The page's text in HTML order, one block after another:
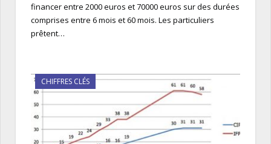
financer entre 2000 euros et 70000 euros sur des durées
comprises entre 6 mois et 60 mois. Les particuliers
prêtent…
CHIFFRES CLÉS